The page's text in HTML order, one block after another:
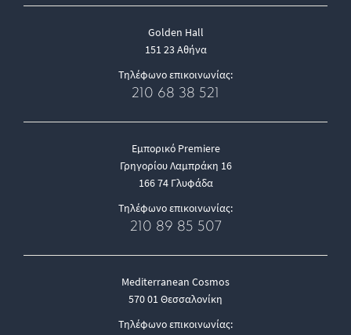
Golden Hall
151 23 Αθήνα
Τηλέφωνο επικοινωνίας:
210 68 38 521
Εμπορικό Premiere
Γρηγορίου Λαμπράκη 16
166 74 Γλυφάδα
Τηλέφωνο επικοινωνίας:
210 89 85 507
Mediterranean Cosmos
570 01 Θεσσαλονίκη
Τηλέφωνο επικοινωνίας: